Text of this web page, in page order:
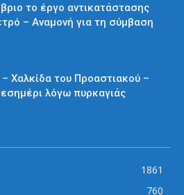
το έργο αντικατάστασης
– Αναμονή για τη σύμβαση
Χαλκίδα του Προαστιακού –
λόγω πυρκαγιάς
1861
760